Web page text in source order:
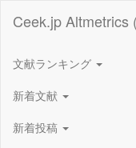
Ceek.jp Altmetrics
文献ランキング
新着文献
新着投稿